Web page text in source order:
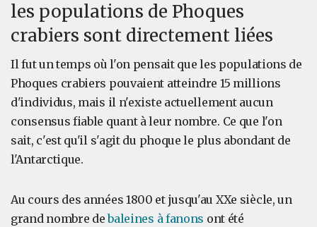
les populations de Phoques
crabiers sont directement liées
Il fut un temps où l'on pensait que les populations de
Phoques crabiers pouvaient atteindre 15 millions
d'individus, mais il n'existe actuellement aucun
consensus fiable quant à leur nombre. Ce que l'on
sait, c'est qu'il s'agit du phoque le plus abondant de
l'Antarctique.
Au cours des années 1800 et jusqu'au XXe siècle, un
grand nombre debaleines à fanons ont été